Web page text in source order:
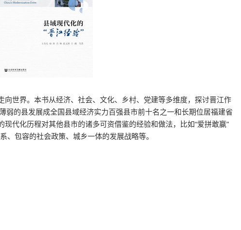
向世界。本书从经济、社会、文化、乡村、党建等多维度，探讨晋江作
弱的县发展成全国县域经济实力百强县市前十名之一和长期位居福建省
代化历程对其他县市的诸多可资借鉴的经验和做法，比如“爱拼敢赢”
、包容的社会政策、城乡一体的发展战略等。